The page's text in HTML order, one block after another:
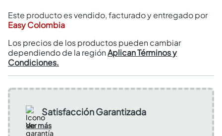
Este producto es vendido, facturado y entregado por
Easy Colombia
Los precios de los productos pueden cambiar
dependiendo de la regiónAplican Términos y
Condiciones.
Satisfacción Garantizada
Ver más